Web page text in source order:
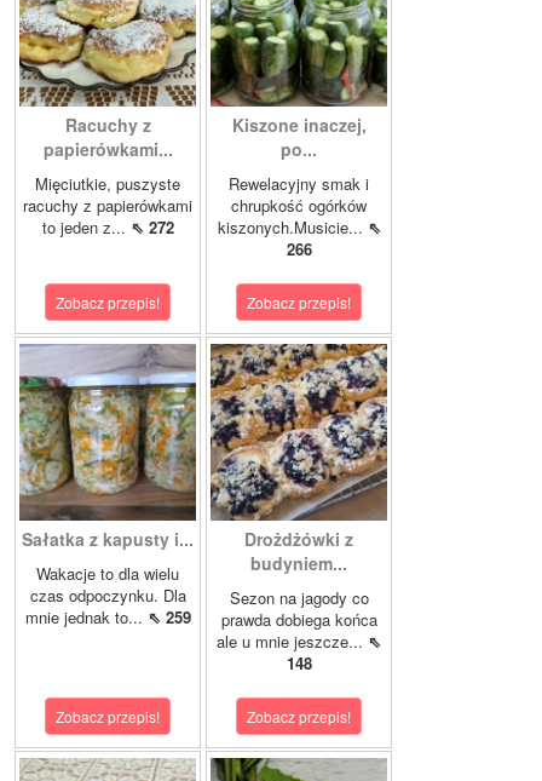
Racuchy z
papierówkami...
Mięciutkie, puszyste
racuchy z papierówkami
to jeden z... ⇖ 272
Zobacz przepis!
Kiszone inaczej,
po...
Rewelacyjny smak i
chrupkość ogórków
kiszonych.Musicie... ⇖
266
Zobacz przepis!
Sałatka z kapusty i...
Wakacje to dla wielu
czas odpoczynku. Dla
mnie jednak to... ⇖ 259
Zobacz przepis!
Drożdżówki z
budyniem...
Sezon na jagody co
prawda dobiega końca
ale u mnie jeszcze... ⇖
148
Zobacz przepis!